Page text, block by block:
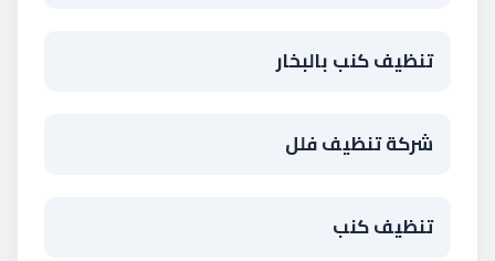
تنظيف كنب بالبخار
شركة تنظيف فلل
تنظيف كنب